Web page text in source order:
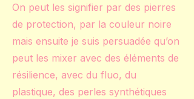
On peut les signifier par des pierres
de protection, par la couleur noire
mais ensuite je suis persuadée qu’on
peut les mixer avec des éléments de
résilience, avec du fluo, du
plastique, des perles synthétiques